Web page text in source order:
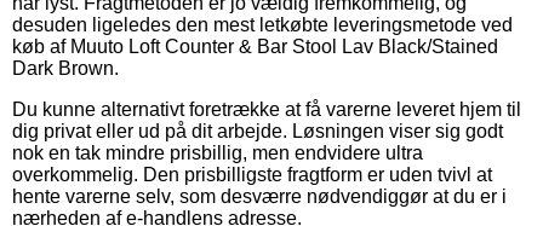
desuden ligeledes den mest letkøbte leveringsmetode ved
køb af Muuto Loft Counter & Bar Stool Lav Black/Stained
Dark Brown.
Du kunne alternativt foretrække at få varerne leveret hjem til
dig privat eller ud på dit arbejde. Løsningen viser sig godt
nok en tak mindre prisbillig, men endvidere ultra
overkommelig. Den prisbilligste fragtform er uden tvivl at
hente varerne selv, som desværre nødvendiggør at du er i
nærheden af e-handlens adresse.